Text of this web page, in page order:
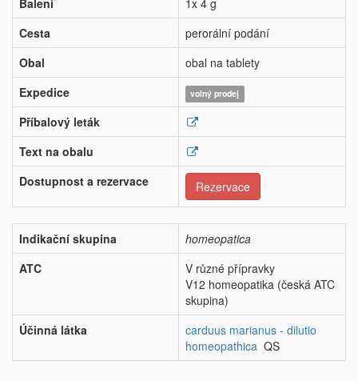
Balení
1x 4 g
Cesta
perorální podání
Obal
obal na tablety
Expedice
volný prodej
Příbalový leták
Text na obalu
Dostupnost a rezervace
Rezervace
Indikační skupina
homeopatica
ATC
V různé přípravky
V12 homeopatika (česká ATC
skupina)
Účinná látka
carduus marianus - dilutio
homeopathica QS